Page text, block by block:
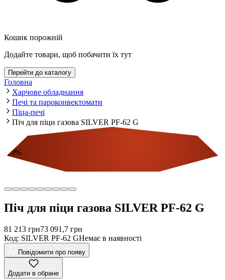
Кошик порожній
Додайте товари, щоб побачити їх тут
Перейти до каталогу
Головна
Харчове обладнання
Печі та пароконвектомати
Піца-печі
Піч для піци газова SILVER PF-62 G
10%
Піч для піци газова SILVER PF-62 G
81 213 грн73 091,7 грн
Код: SILVER PF-62 GНемає в наявності
Повідомити про появу
Додати в обране